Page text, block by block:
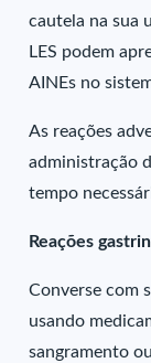
cautela na sua
LES podem
AINEs no
As reações
administração
tempo
Reações
Converse com
usando
sangramento